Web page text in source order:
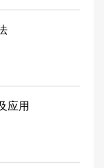
应用